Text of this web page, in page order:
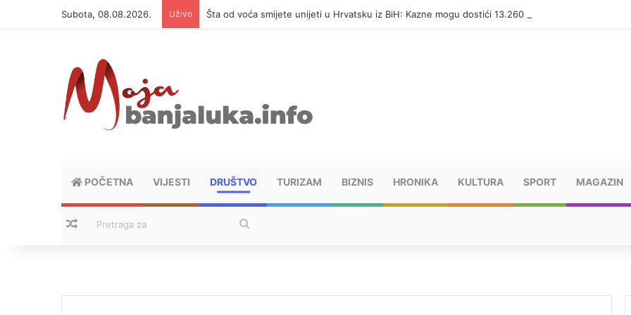
Subota, 08.08.2026. Uživo Šta od voća smijete unijeti u Hrvatsku iz BiH: Kazne mogu dostići 13.260 evra
POČETNA VIJESTI DRUŠTVO TURIZAM BIZNIS HRONIKA KULTURA SPORT MAGAZIN
Nasumični tekstovi